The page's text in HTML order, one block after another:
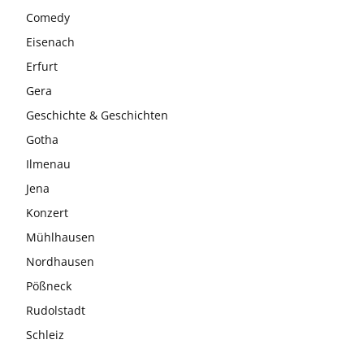
Comedy
Eisenach
Erfurt
Gera
Geschichte & Geschichten
Gotha
Ilmenau
Jena
Konzert
Mühlhausen
Nordhausen
Pößneck
Rudolstadt
Schleiz